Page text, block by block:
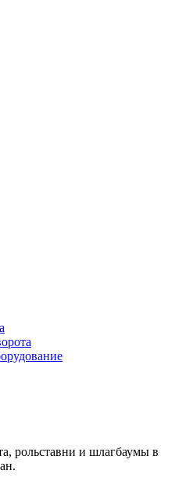
рольставни и шлагбаумы в